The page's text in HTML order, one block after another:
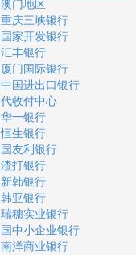
澳门地区
重庆三峡银行
国家开发银行
汇丰银行
厦门国际银行
中国进出口银行
代收付中心
华一银行
恒生银行
国友利银行
渣打银行
新韩银行
韩亚银行
瑞穗实业银行
国中小企业银行
南洋商业银行